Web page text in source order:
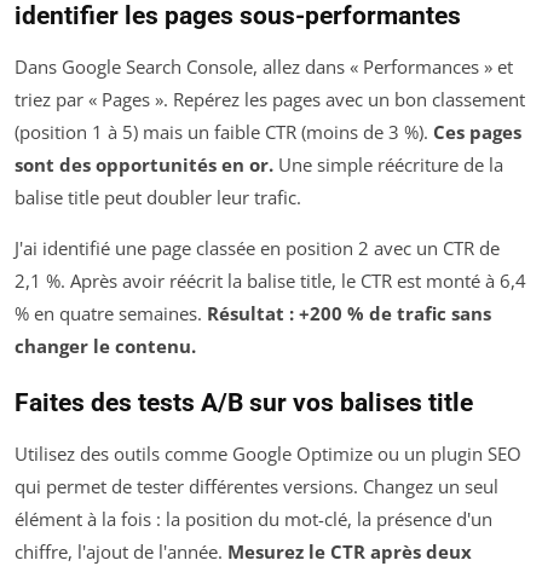
identifier les pages sous-performantes
Dans Google Search Console, allez dans « Performances » et
triez par « Pages ». Repérez les pages avec un bon classement
(position 1 à 5) mais un faible CTR (moins de 3 %). Ces pages
sont des opportunités en or. Une simple réécriture de la
balise title peut doubler leur trafic.
J'ai identifié une page classée en position 2 avec un CTR de
2,1 %. Après avoir réécrit la balise title, le CTR est monté à 6,4
% en quatre semaines. Résultat : +200 % de trafic sans
changer le contenu.
Faites des tests A/B sur vos balises title
Utilisez des outils comme Google Optimize ou un plugin SEO
qui permet de tester différentes versions. Changez un seul
élément à la fois : la position du mot-clé, la présence d'un
chiffre, l'ajout de l'année. Mesurez le CTR après deux